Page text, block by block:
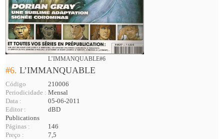
L’IMMANQUABLE#6
#6.L’IMMANQUABLE
Código
210006
Periodicidade : Mensal
Data :
05-06-2011
Editor :
dBD
Publications
Páginas :
146
Preço :
7,5